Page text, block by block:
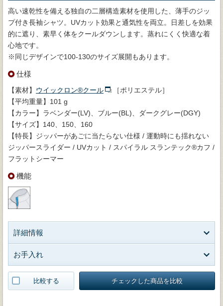
高い速乾性を備える独自の二層構造素材を使用した、薄手のジッ
プ付き長袖シャツ。UVカット効果と通気性を両立。日差しを効果
的に遮り、素早く体をクールダウンします。蒸れにくく快適な着
心地です。
※同じデザインで100-130のサイズ展開もあります。
仕様
【素材】 ウイックロン®クール
［ポリエステル］
【平均重量】101 g
【カラー】ラベンダー(LV)、ブルー(BL)、ダークグレー(DGY)
【サイズ】140、150、160
【特長】ジッパーがあごに当たらない仕様 / 運動時にも揺れない
ジッパースライダー / UVカット / スパイラル スランテック®カフ /
フラットシーマー
機能
詳細情報
お手入れ
比較する チェックした商品を比較